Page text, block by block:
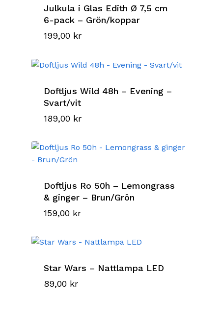
Julkula i Glas Edith Ø 7,5 cm
6-pack – Grön/koppar
199,00 kr
Doftljus Wild 48h – Evening –
Svart/vit
189,00 kr
Doftljus Ro 50h – Lemongrass
& ginger – Brun/Grön
159,00 kr
Star Wars – Nattlampa LED
89,00 kr